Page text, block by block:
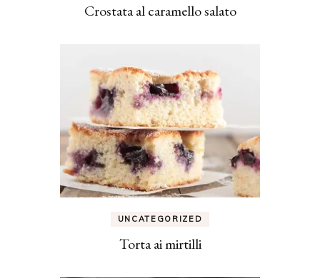
Crostata al caramello salato
UNCATEGORIZED
Torta ai mirtilli